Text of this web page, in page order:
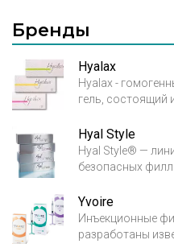
Бренды
Hyalax
Hyalax -
гель, состоящий
неживотного
бактериальной
Hyal Style
Hyal Style® —
безопасных
Австрия) на
неживотного
Yvoire
Инъекционные
разработаны